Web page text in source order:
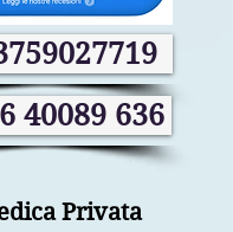
40089 636
Privata